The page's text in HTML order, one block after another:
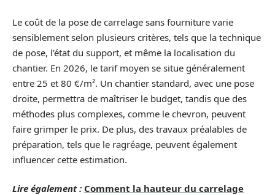
Le coût de la pose de carrelage sans fourniture varie
sensiblement selon plusieurs critères, tels que la technique
de pose, l’état du support, et même la localisation du
chantier. En 2026, le tarif moyen se situe généralement
entre 25 et 80 €/m². Un chantier standard, avec une pose
droite, permettra de maîtriser le budget, tandis que des
méthodes plus complexes, comme le chevron, peuvent
faire grimper le prix. De plus, des travaux préalables de
préparation, tels que le ragréage, peuvent également
influencer cette estimation.
Lire également : Comment la hauteur du carrelage